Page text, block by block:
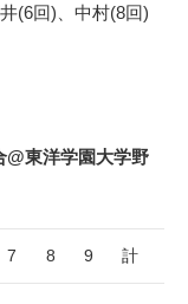
(6回)、中村(8回)
東洋学園大学野
7 8 9 計